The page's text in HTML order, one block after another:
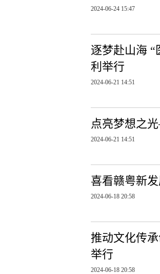
2024-06-24 15:47
逐梦赴山海 “
利举行
2024-06-21 14:51
点亮梦想之
2024-06-21 14:51
喜看赣粤新
2024-06-18 20:58
推动文化传
举行
2024-06-18 20:58